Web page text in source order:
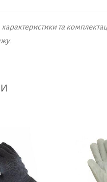
характеристики та